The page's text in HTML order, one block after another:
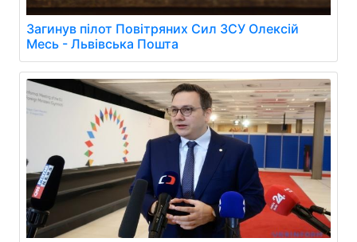
Загинув пілот Повітряних Сил ЗСУ Олексій
Месь - Львівська Пошта